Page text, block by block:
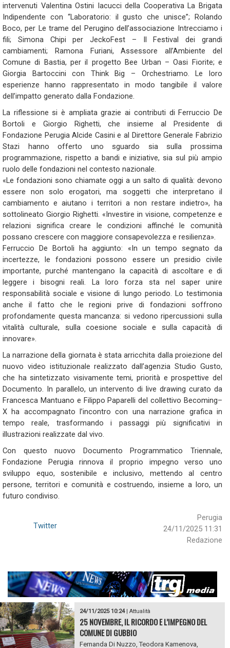
intervenuti Valentina Ostini Iacucci della Cooperativa La Brigata
Indipendente con “Laboratorio: il gusto che unisce”; Rolando
Boco, per Le trame del Perugino dell’associazione Intrecciamo i
fili; Simona Chipi per JeckoFest – Il Festival dei grandi
cambiamenti; Ramona Furiani, Assessore all’Ambiente del
Comune di Bastia, per il progetto Bee Urban – Oasi Fiorite; e
Giorgia Bartoccini con Think Big – Orchestriamo. Le loro
esperienze hanno rappresentato in modo tangibile il valore
dell’impatto generato dalla Fondazione.
La riflessione si è ampliata grazie ai contributi di Ferruccio De
Bortoli e Giorgio Righetti, che insieme al Presidente di
Fondazione Perugia Alcide Casini e al Direttore Generale Fabrizio
Stazi hanno offerto uno sguardo sia sulla prossima
programmazione, rispetto a bandi e iniziative, sia sul più ampio
ruolo delle fondazioni nel contesto nazionale.
«Le fondazioni sono chiamate oggi a un salto di qualità: devono
essere non solo erogatori, ma soggetti che interpretano il
cambiamento e aiutano i territori a non restare indietro», ha
sottolineato Giorgio Righetti. «Investire in visione, competenze e
relazioni significa creare le condizioni affinché le comunità
possano crescere con maggiore consapevolezza e resilienza».
Ferruccio De Bortoli ha aggiunto: «In un tempo segnato da
incertezze, le fondazioni possono essere un presidio civile
importante, purché mantengano la capacità di ascoltare e di
leggere i bisogni reali. La loro forza sta nel saper unire
responsabilità sociale e visione di lungo periodo. Lo testimonia
anche il fatto che le regioni prive di fondazioni soffrono
profondamente questa mancanza: si vedono ripercussioni sulla
vitalità culturale, sulla coesione sociale e sulla capacità di
innovare».
La narrazione della giornata è stata arricchita dalla proiezione del
nuovo video istituzionale realizzato dall’agenzia Studio Gusto,
che ha sintetizzato visivamente temi, priorità e prospettive del
Documento. In parallelo, un intervento di live drawing curato da
Francesca Mantuano e Filippo Paparelli del collettivo Becoming–
X ha accompagnato l’incontro con una narrazione grafica in
tempo reale, trasformando i passaggi più significativi in
illustrazioni realizzate dal vivo.
Con questo nuovo Documento Programmatico Triennale,
Fondazione Perugia rinnova il proprio impegno verso uno
sviluppo equo, sostenibile e inclusivo, mettendo al centro
persone, territori e comunità e costruendo, insieme a loro, un
futuro condiviso.
Perugia
24/11/2025 11:31
Redazione
Twitter
24/11/2025 10:24| Attualità
25 NOVEMBRE, IL RICORDO E L’IMPEGNO DEL
COMUNE DI GUBBIO
Fernanda Di Nuzzo, Teodora Kamenova,